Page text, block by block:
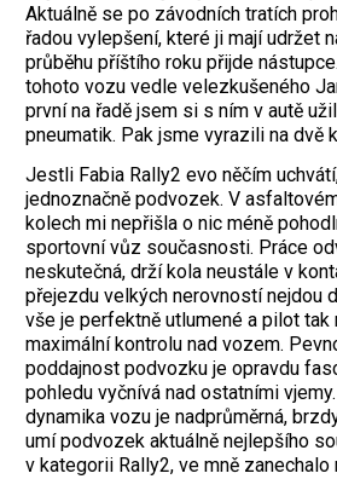
Aktuálně se po závodních tratích
řadou vylepšení, které ji mají udržet
průběhu příštího roku přijde
tohoto vozu vedle velezkušeného
první na řadě jsem si s ním v autě
pneumatik. Pak jsme vyrazili na dvě
Jestli Fabia Rally2 evo něčím
jednoznačně podvozek. V
kolech mi nepřišla o nic méně
sportovní vůz současnosti. Práce
neskutečná, drží kola neustále v
přejezdu velkých nerovností nejdou
vše je perfektně utlumené a pilot tak
maximální kontrolu nad vozem.
poddajnost podvozku je opravdu
pohledu vyčnívá nad ostatními
dynamika vozu je nadprůměrná,
umí podvozek aktuálně nejlepšího
v kategorii Rally2, ve mně zanechalo